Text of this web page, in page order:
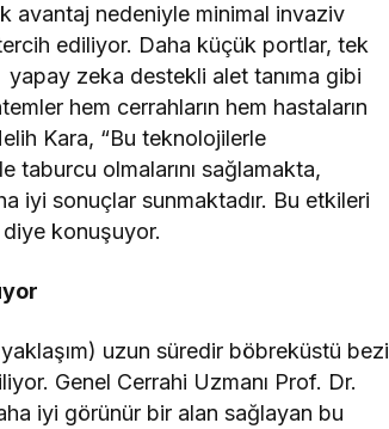
avantaj nedeniyle minimal invaziv
ediliyor. Daha küçük portlar, tek
zeka destekli alet tanıma gibi
hem cerrahların hem hastaların
Kara, “Bu teknolojilerle
taburcu olmalarını sağlamakta,
iyi sonuçlar sunmaktadır. Bu etkileri
diye konuşuyor.
uzun süredir böbreküstü bezi
Genel Cerrahi Uzmanı Prof. Dr.
iyi görünür bir alan sağlayan bu